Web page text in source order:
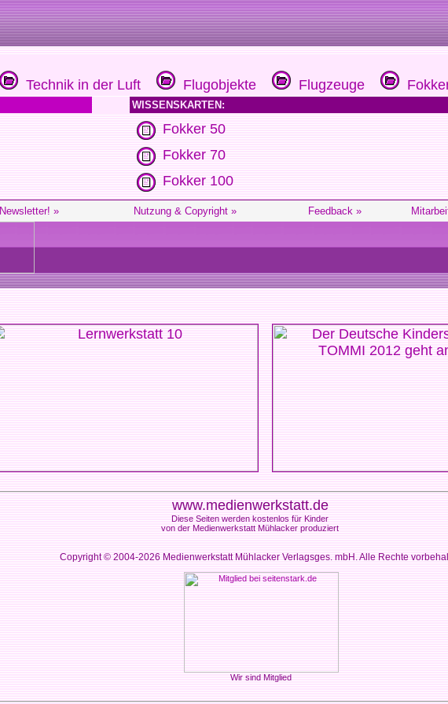
Technik in der Luft Flugobjekte Flugzeuge
WISSENSKARTEN:
Fokker 50
Fokker 70
Fokker 100
Newsletter! » Nutzung & Copyright » Feedback »
www.medienwerkstatt.de
Diese Seiten werden kostenlos für Kinder
von der Medienwerkstatt Mühlacker produziert
Copyright © 2004-2026Medienwerkstatt Mühlacker Verlagsges. mbH. Alle Rechte
Wir sind Mitglied